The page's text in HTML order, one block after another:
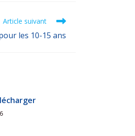
Article suivant
les 10-15 ans